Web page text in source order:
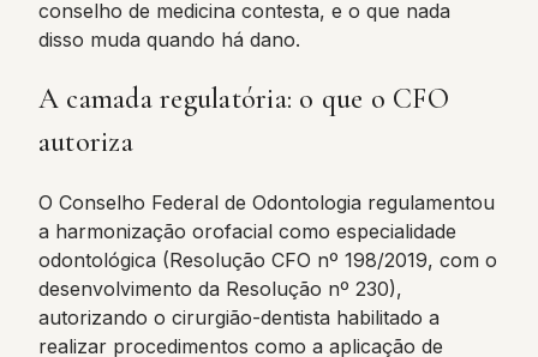
conselho de medicina contesta, e o que nada
disso muda quando há dano.
A camada regulatória: o que o CFO
autoriza
O Conselho Federal de Odontologia regulamentou
a harmonização orofacial como especialidade
odontológica (Resolução CFO nº 198/2019, com o
desenvolvimento da Resolução nº 230),
autorizando o cirurgião-dentista habilitado a
realizar procedimentos como a aplicação de